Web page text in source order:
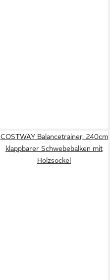
COSTWAY Balancetrainer, 240cm
klappbarer Schwebebalken mit
Holzsockel